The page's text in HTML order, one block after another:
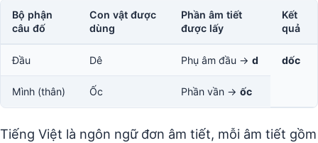
Bộ phận
câu đố
Con vật được
dùng
Phần âm tiết
được lấy
Kết
quả
Đầu Dê Phụ âm đầu → d dốc
Mình (thân) Ốc Phần vần → ốc
Tiếng Việt là ngôn ngữ đơn âm tiết, mỗi âm tiết gồm